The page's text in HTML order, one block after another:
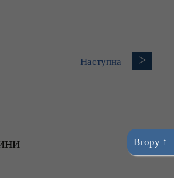
Наступна >
Вгору ↑